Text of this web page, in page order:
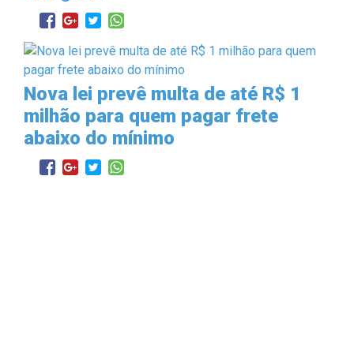
Nova lei prevê multa de até R$ 1
milhão para quem pagar frete
abaixo do mínimo